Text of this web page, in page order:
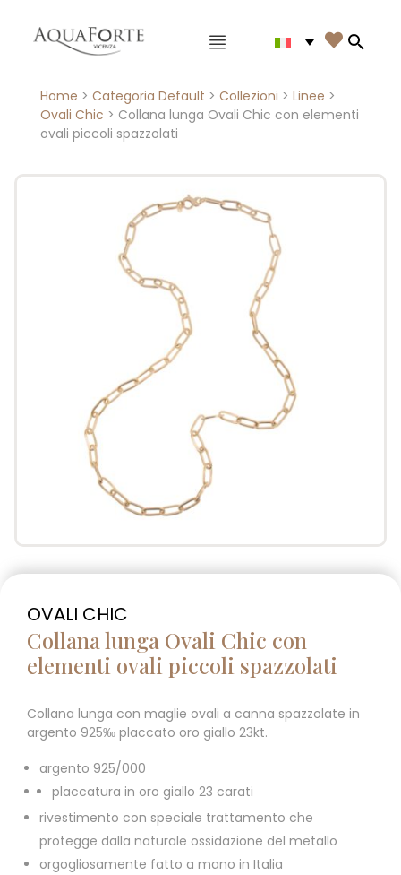
Menù principale 
Home > Categoria Default > Collezioni > Linee >
Ovali Chic > Collana lunga Ovali Chic con elementi
ovali piccoli spazzolati
OVALI CHIC
Collana lunga Ovali Chic con
elementi ovali piccoli spazzolati
Collana lunga con maglie ovali a canna spazzolate in
argento 925‰ placcato oro giallo 23kt.
argento 925/000
placcatura in oro giallo 23 carati
rivestimento con speciale trattamento che
protegge dalla naturale ossidazione del metallo
orgogliosamente fatto a mano in Italia